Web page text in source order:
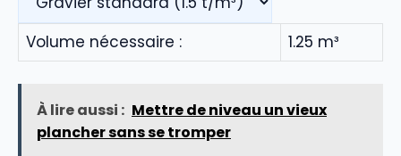
Volume nécessaire : 1.25 m³
À lire aussi : Mettre de niveau un vieux
plancher sans se tromper